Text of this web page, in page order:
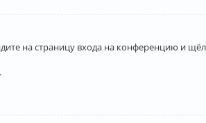
на страницу входа на конференцию и